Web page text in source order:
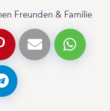
Freunden & Familie